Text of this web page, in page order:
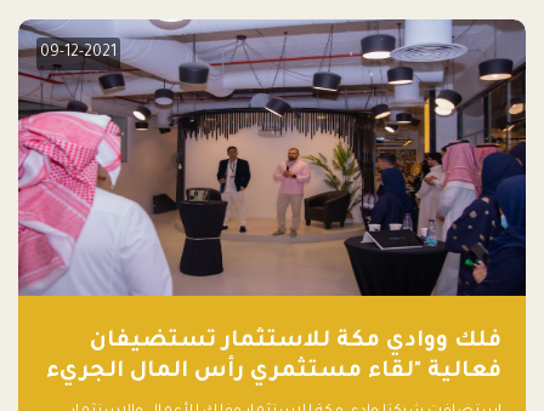
09-12-2021
فلك ووادي مكة للاستثمار تستضيفان
فعالية "لقاء مستثمري رأس المال الجريء
في المنطقة"